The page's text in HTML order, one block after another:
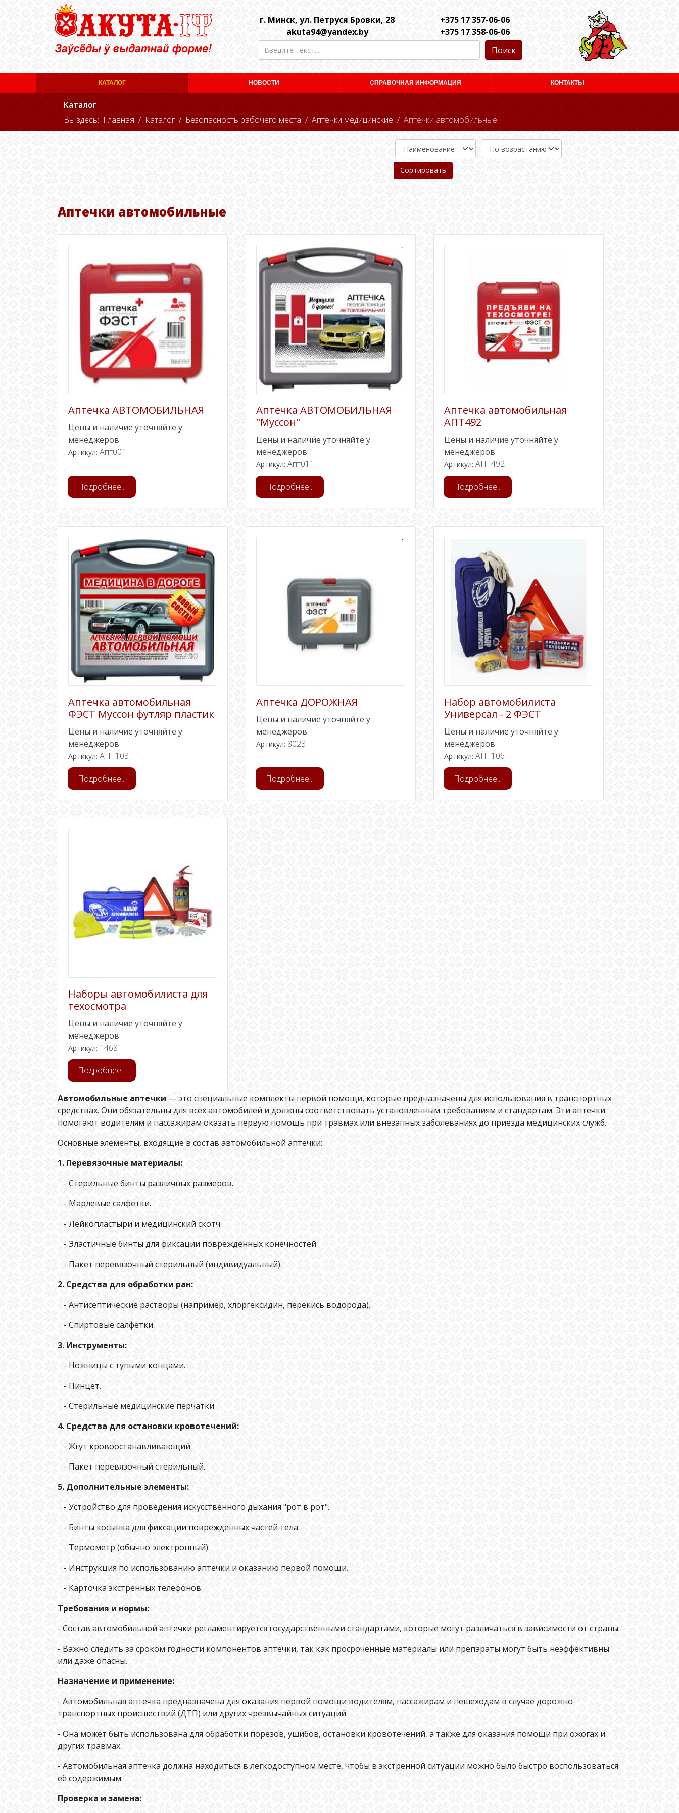
г. Минск, ул. Петруся Бровки, 28
akuta94@yandex.by
+375 17 357-06-06
+375 17 358-06-06
Поиск
КАТАЛОГ НОВОСТИ СПРАВОЧНАЯ ИНФОРМАЦИЯ КОНТАКТЫ
Каталог
Вы здесь: Главная Каталог Безопасность рабочего места Аптечки медицинские Аптечки автомобильные
Аптечки автомобильные
Аптечка АВТОМОБИЛЬНАЯ
Цены и наличие уточняйте у
менеджеров
Артикул: Апт001
Подробнее...
Аптечка АВТОМОБИЛЬНАЯ
"Муссон"
Цены и наличие уточняйте у
менеджеров
Артикул: Апт011
Подробнее...
Аптечка автомобильная
АПТ492
Цены и наличие уточняйте у
менеджеров
Артикул: АПТ492
Подробнее...
Аптечка автомобильная
ФЭСТ Муссон футляр пластик
Цены и наличие уточняйте у
менеджеров
Артикул: АПТ103
Подробнее...
Аптечка ДОРОЖНАЯ
Цены и наличие уточняйте у
менеджеров
Артикул: 8023
Подробнее...
Набор автомобилиста
Универсал - 2 ФЭСТ
Цены и наличие уточняйте у
менеджеров
Артикул: АПТ106
Подробнее...
Наборы автомобилиста для
техосмотра
Цены и наличие уточняйте у
менеджеров
Артикул: 1468
Подробнее...
Автомобильные аптечки — это специальные комплекты первой помощи, которые предназначены для использования в транспортных
средствах. Они обязательны для всех автомобилей и должны соответствовать установленным требованиям и стандартам. Эти аптечки
помогают водителям и пассажирам оказать первую помощь при травмах или внезапных заболеваниях до приезда медицинских служб.
Основные элементы, входящие в состав автомобильной аптечки:
1. Перевязочные материалы:
- Стерильные бинты различных размеров.
- Марлевые салфетки.
- Лейкопластыри и медицинский скотч.
- Эластичные бинты для фиксации поврежденных конечностей.
- Пакет перевязочный стерильный (индивидуальный).
2. Средства для обработки ран:
- Антисептические растворы (например, хлоргексидин, перекись водорода).
- Спиртовые салфетки.
3. Инструменты:
- Ножницы с тупыми концами.
- Пинцет.
- Стерильные медицинские перчатки.
4. Средства для остановки кровотечений:
- Жгут кровоостанавливающий.
- Пакет перевязочный стерильный.
5. Дополнительные элементы:
- Устройство для проведения искусственного дыхания "рот в рот".
- Бинты косынка для фиксации поврежденных частей тела.
- Термометр (обычно электронный).
- Инструкция по использованию аптечки и оказанию первой помощи.
- Карточка экстренных телефонов.
Требования и нормы:
- Состав автомобильной аптечки регламентируется государственными стандартами, которые могут различаться в зависимости от страны.
- Важно следить за сроком годности компонентов аптечки, так как просроченные материалы или препараты могут быть неэффективны
или даже опасны.
Назначение и применение:
- Автомобильная аптечка предназначена для оказания первой помощи водителям, пассажирам и пешеходам в случае дорожно-
транспортных происшествий (ДТП) или других чрезвычайных ситуаций.
- Она может быть использована для обработки порезов, ушибов, остановки кровотечений, а также для оказания помощи при ожогах и
других травмах.
- Автомобильная аптечка должна находиться в легкодоступном месте, чтобы в экстренной ситуации можно было быстро воспользоваться
её содержимым.
Проверка и замена: